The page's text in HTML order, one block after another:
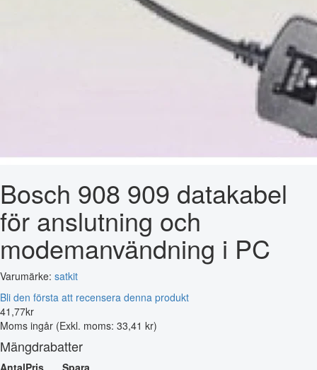
Bosch 908 909 datakabel
för anslutning och
modemanvändning i PC
Varumärke: satkit
Bli den första att recensera denna produkt
41 ,77kr
Moms ingår (Exkl. moms: 33,41 kr)
Mängdrabatter
AntalPris
Spara